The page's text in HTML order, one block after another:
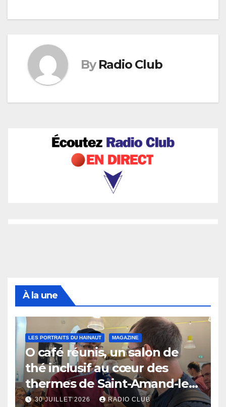
By Radio Club
À la une
LES PORTRAITS DU HAINAUT MAGAZINE
O café réunis, un salon de
thé inclusif au cœur des
thermes de Saint-Amand-les-
Eaux
30 JUILLET 2026 RADIO CLUB